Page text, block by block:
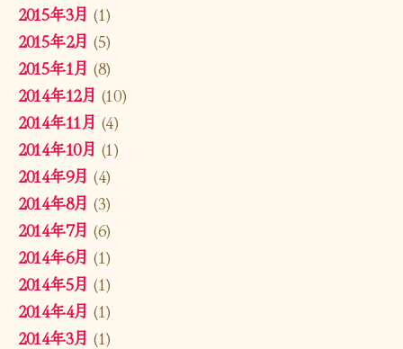
2015年3月 (1)
2015年2月 (5)
2015年1月 (8)
2014年12月 (10)
2014年11月 (4)
2014年10月 (1)
2014年9月 (4)
2014年8月 (3)
2014年7月 (6)
2014年6月 (1)
2014年5月 (1)
2014年4月 (1)
2014年3月 (1)